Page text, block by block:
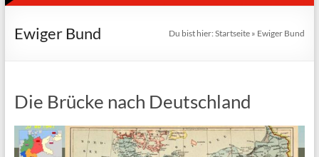
Ewiger Bund Du bist hier:Startseite » Ewiger Bund
Die Brücke nach Deutschland